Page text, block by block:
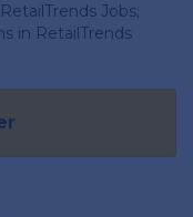
Jobs;
in RetailTrends